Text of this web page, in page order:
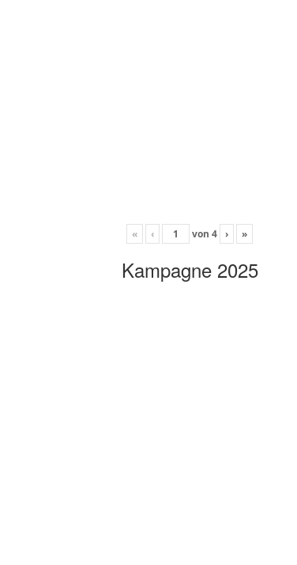
« ‹ von 4 › »
Kampagne 2025